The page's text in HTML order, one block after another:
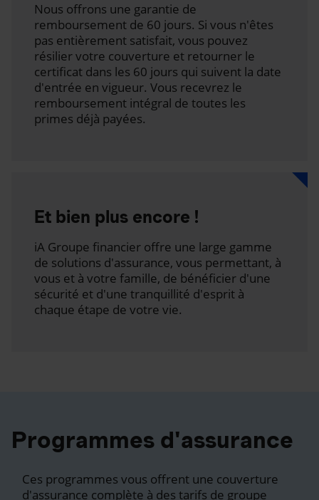
Nous offrons une garantie de
remboursement de 60 jours. Si vous n'êtes
pas entièrement satisfait, vous pouvez
résilier votre couverture et retourner le
certificat dans les 60 jours qui suivent la date
d'entrée en vigueur. Vous recevrez le
remboursement intégral de toutes les
primes déjà payées.
Et bien plus encore !
iA Groupe financier offre une large gamme
de solutions d'assurance, vous permettant, à
vous et à votre famille, de bénéficier d'une
sécurité et d'une tranquillité d'esprit à
chaque étape de votre vie.
Programmes d'assurance
Ces programmes vous offrent une couverture
d'assurance complète à des tarifs de groupe